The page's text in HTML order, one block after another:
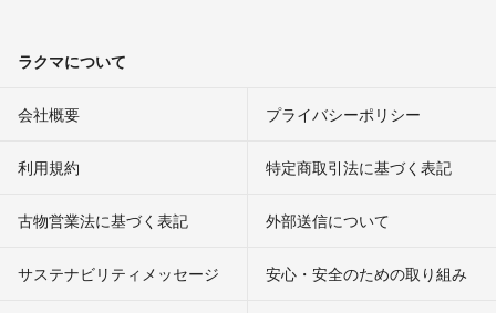
ラクマについて
会社概要 プライバシーポリシー
利用規約 特定商取引法に基づく表記
古物営業法に基づく表記 外部送信について
サステナビリティメッセージ 安心・安全のための取り組み